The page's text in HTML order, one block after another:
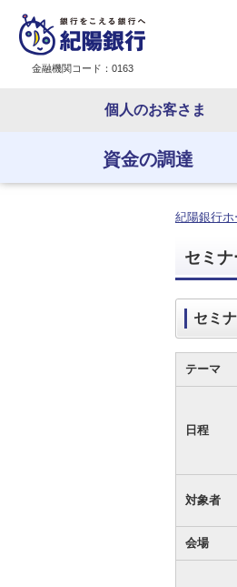
金融機関コード：0163
個人のお客さま
資金の調達
資金
資金の
お客さ
じたご
資金
資金の
資金の
投資信
経営
経営・
法人・
供や課
ＥＢ
ＥＢサ
その他
紀陽銀行ホ
セミナ
セミ
テーマ
日程
対象者
会場